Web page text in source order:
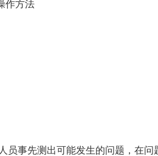
作方法
事先测出可能发生的问题，在问